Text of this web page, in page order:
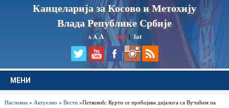
Канцеларија за Косово и Метохију
Влада Републике Србије
A AA ћир|lat
МЕНИ
Насловна» Актуелно » Вести»Петковић: Курти се прибојава дијалога са Вучићем па